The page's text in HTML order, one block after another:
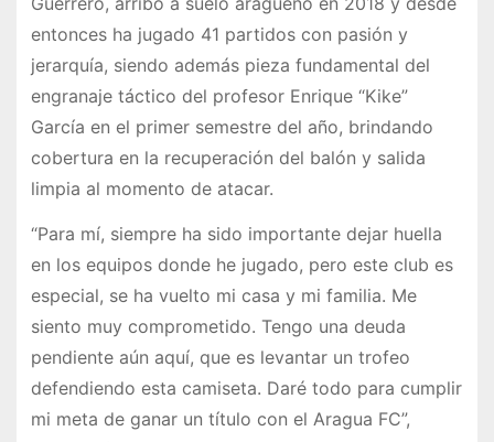
entonces ha jugado 41 partidos con pasión y
jerarquía, siendo además pieza fundamental del
engranaje táctico del profesor Enrique “Kike”
García en el primer semestre del año, brindando
cobertura en la recuperación del balón y salida
limpia al momento de atacar.
“Para mí, siempre ha sido importante dejar huella
en los equipos donde he jugado, pero este club es
especial, se ha vuelto mi casa y mi familia. Me
siento muy comprometido. Tengo una deuda
pendiente aún aquí, que es levantar un trofeo
defendiendo esta camiseta. Daré todo para cumplir
mi meta de ganar un título con el Aragua FC”,